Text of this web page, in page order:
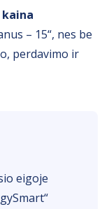
– 15“, nes be
perdavimo ir
eigoje